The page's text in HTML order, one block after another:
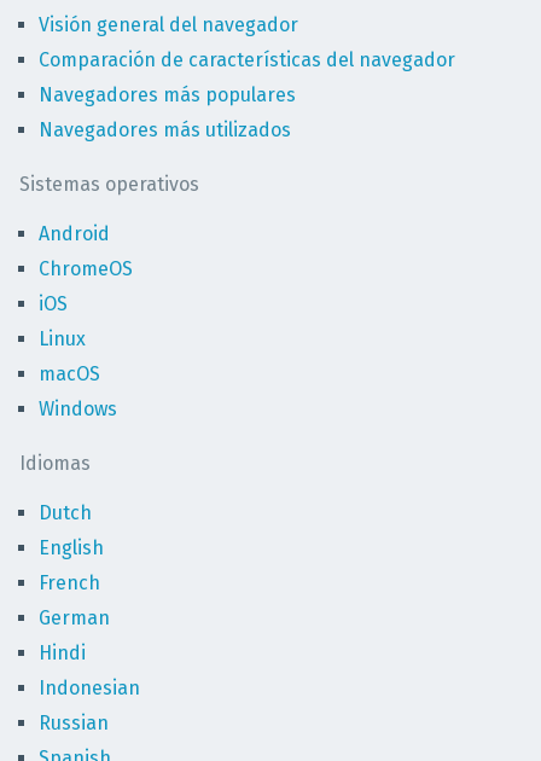
Visión general del navegador
Comparación de características del navegador
Navegadores más populares
Navegadores más utilizados
Sistemas operativos
Android
ChromeOS
iOS
Linux
macOS
Windows
Idiomas
Dutch
English
French
German
Hindi
Indonesian
Russian